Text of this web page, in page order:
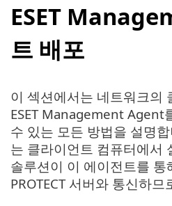
ESET
트 배포
이 섹션에서는 네트워크의
ESET Management Agent
수 있는 모든 방법을 설명
는 클라이언트 컴퓨터에서
솔루션이 이 에이전트를 통
PROTECT 서버와 통신하